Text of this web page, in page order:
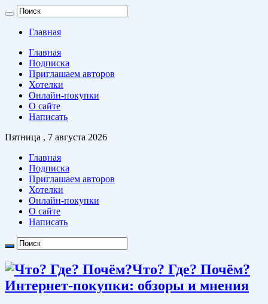
Главная
Главная
Подписка
Приглашаем авторов
Хотелки
Онлайн-покупки
О сайте
Написать
Пятница , 7 августа 2026
Главная
Подписка
Приглашаем авторов
Хотелки
Онлайн-покупки
О сайте
Написать
Что? Где? Почём?
Интернет-покупки: обзоры и мнения